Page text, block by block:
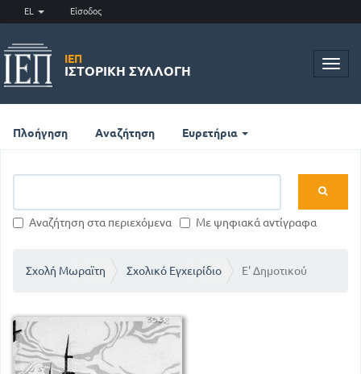
EL Είσοδος
ΙΕΠ
ΙΣΤΟΡΙΚΉ ΣΥΛΛΟΓΉ
Πλοήγηση Αναζήτηση Ευρετήρια
Αναζήτηση στα περιεχόμενα Με ψηφιακά αντίγραφα
Σχολή Μωραϊτη Σχολικό Εγχειρίδιο Ε' Δημοτικού